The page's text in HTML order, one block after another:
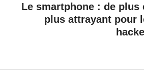
Le smartphone : de plus
plus attrayant pour